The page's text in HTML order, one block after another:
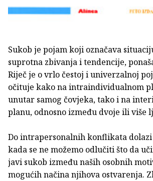
Sukob je pojam koji označava
sup­rotna zbivanja i tendencije,
Riječ je o vrlo čestoj i univerzalnoj
očituje kako na intraindividualnom
unutar samog čovjeka, tako i na
planu, odnosno izme­đu dvoje ili više
Do intrapersonalnih konflikata
kada se ne možemo odlučiti što da
javi sukob između naših osobnih
mogućih načina njihova ostvarenja.